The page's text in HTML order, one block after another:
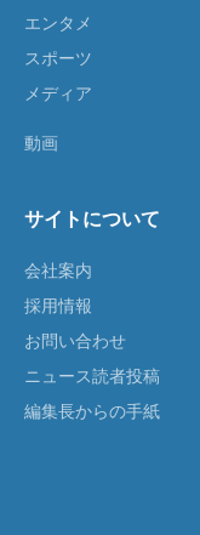
エンタメ
スポーツ
メディア
動画
サイトについて
会社案内
採用情報
お問い合わせ
ニュース読者投稿
編集長からの手紙